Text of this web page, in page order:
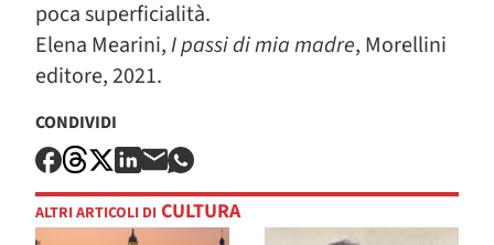
poca superficialità.
Elena Mearini,I passi di mia madre, Morellini
editore, 2021.
CONDIVIDI
ALTRI ARTICOLI DI CULTURA